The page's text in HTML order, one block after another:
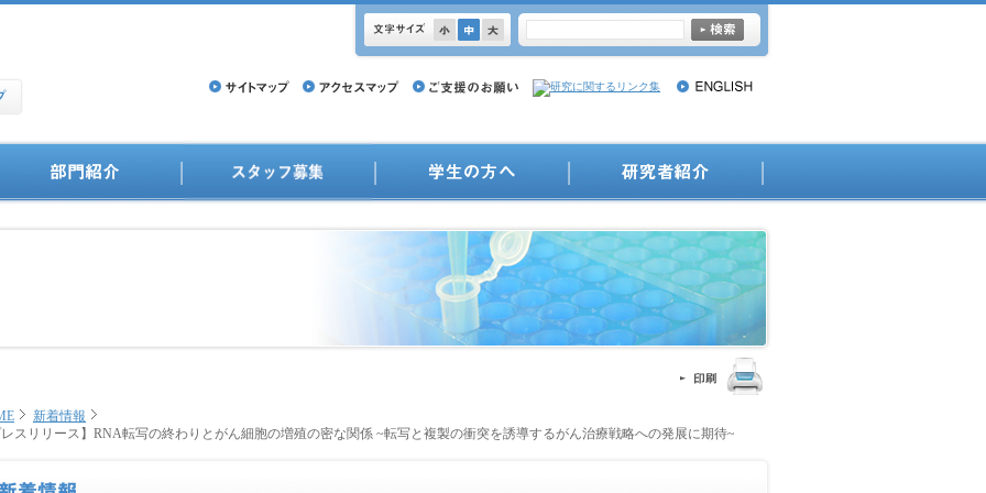
新着情報
スリリース】RNA転写の終わりとがん細胞の増殖の密な関係 ~転写と複製の衝突を誘導するがん治療戦略への発展に期待~